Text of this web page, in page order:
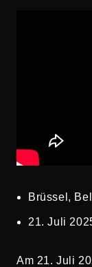
Brüssel,
21. Juli
Am 21. Juli